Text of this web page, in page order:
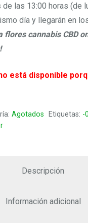
las 13:00 horas (de
día y llegarán en
flores cannabis CBD
está disponible
Agotados Etiquetas: -
Descripción
Información adicional